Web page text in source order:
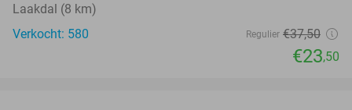
Laakdal (8 km)
Verkocht: 580
Regulier €37,50
€23,50